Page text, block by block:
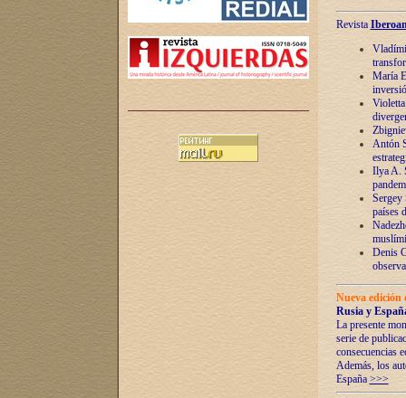
Revista
María
Antón
Ilya A.
Sergey
países
Denis
Nueva
Rusia y
La presente
serie de
consecuencias
Además, los
España >>>